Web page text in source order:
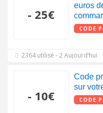
- 25€
euros
CODE
2364 utilisé - 2 Aujourd’hui
- 10€
Code
sur
CODE